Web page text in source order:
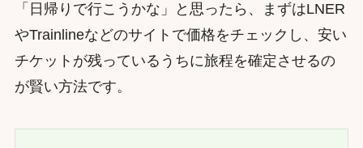
「日帰りで行こうかな」と思ったら、まずはLNER
やTrainlineなどのサイトで価格をチェックし、安い
チケットが残っているうちに旅程を確定させるの
が賢い方法です。